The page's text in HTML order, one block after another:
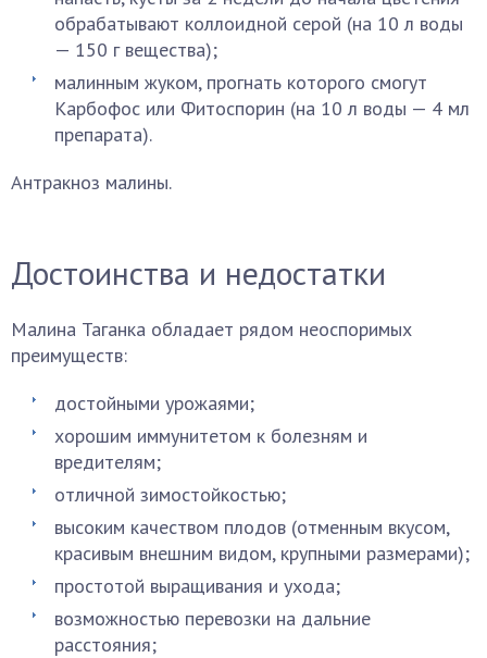
обрабатывают коллоидной серой (на 10 л воды
— 150 г вещества);
малинным жуком, прогнать которого смогут
Карбофос или Фитоспорин (на 10 л воды — 4 мл
препарата).
Антракноз малины.
Достоинства и недостатки
Малина Таганка обладает рядом неоспоримых
преимуществ:
достойными урожаями;
хорошим иммунитетом к болезням и
вредителям;
отличной зимостойкостью;
высоким качеством плодов (отменным вкусом,
красивым внешним видом, крупными размерами);
простотой выращивания и ухода;
возможностью перевозки на дальние
расстояния;